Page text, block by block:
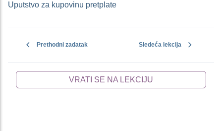
Uputstvo za kupovinu pretplate
Prethodni zadatak Sledeća lekcija
VRATI SE NA LEKCIJU